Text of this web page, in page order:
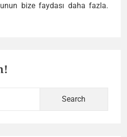
bize faydası daha fazla.